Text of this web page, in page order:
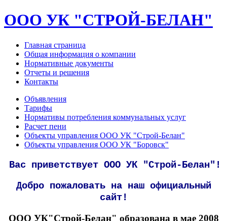
ООО УК "СТРОЙ-БЕЛАН"
Главная страница
Общая информация о компании
Нормативные документы
Отчеты и решения
Контакты
Объявления
Тарифы
Нормативы потребления коммунальных услуг
Расчет пени
Объекты управления ООО УК "Строй-Белан"
Объекты управления ООО УК "Боровск"
Вас приветствует ООО УК "Строй-Белан"!
Добро пожаловать на наш официальный
сайт!
ООО УК"Строй-Белан" образована в мае 2008